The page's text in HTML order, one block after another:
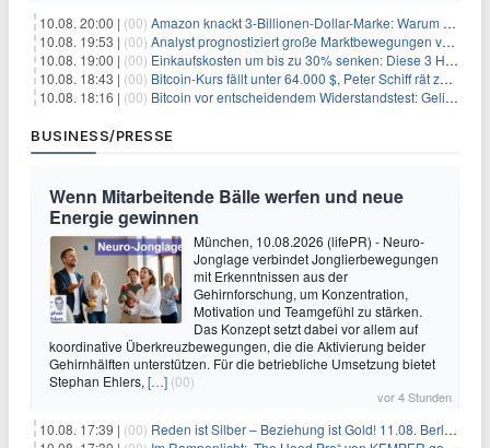
10.08. 20:00 | (00) Amazon knackt 3-Billionen-Dollar-Marke: Warum Anleger jetzt nachkaufen
10.08. 19:53 | (00) Analyst prognostiziert große Marktbewegungen vor Q4 in ruhigem Kryptomarkt
10.08. 19:00 | (00) Einkaufskosten um bis zu 30% senken: Diese 3 Hebel funktionieren wirklich
10.08. 18:43 | (00) Bitcoin-Kurs fällt unter 64.000 $, Peter Schiff rät zum Verkauf
10.08. 18:16 | (00) Bitcoin vor entscheidendem Widerstandstest: Gelingt der Durchbruch?
BUSINESS/PRESSE
Wenn Mitarbeitende Bälle werfen und neue
Energie gewinnen
München, 10.08.2026 (lifePR) - Neuro-
Jonglage verbindet Jonglierbewegungen
mit Erkenntnissen aus der
Gehirnforschung, um Konzentration,
Motivation und Teamgefühl zu stärken.
Das Konzept setzt dabei vor allem auf
koordinative Überkreuzbewegungen, die die Aktivierung beider
Gehirnhälften unterstützen. Für die betriebliche Umsetzung bietet
Stephan Ehlers, […] (00)
vor 4 Stunden
10.08. 17:39 | (00) Reden ist Silber – Beziehung ist Gold! 11.08. Berlin – 18:30 Uhr